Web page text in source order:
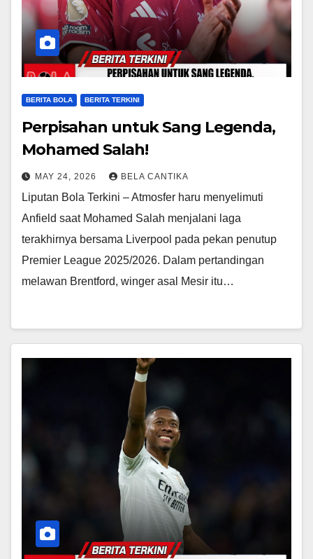
BERITA BOLA BERITA TERKINI
Perpisahan untuk Sang Legenda,
Mohamed Salah!
MAY 24, 2026 BELA CANTIKA
Liputan Bola Terkini – Atmosfer haru menyelimuti
Anfield saat Mohamed Salah menjalani laga
terakhirnya bersama Liverpool pada pekan penutup
Premier League 2025/2026. Dalam pertandingan
melawan Brentford, winger asal Mesir itu…